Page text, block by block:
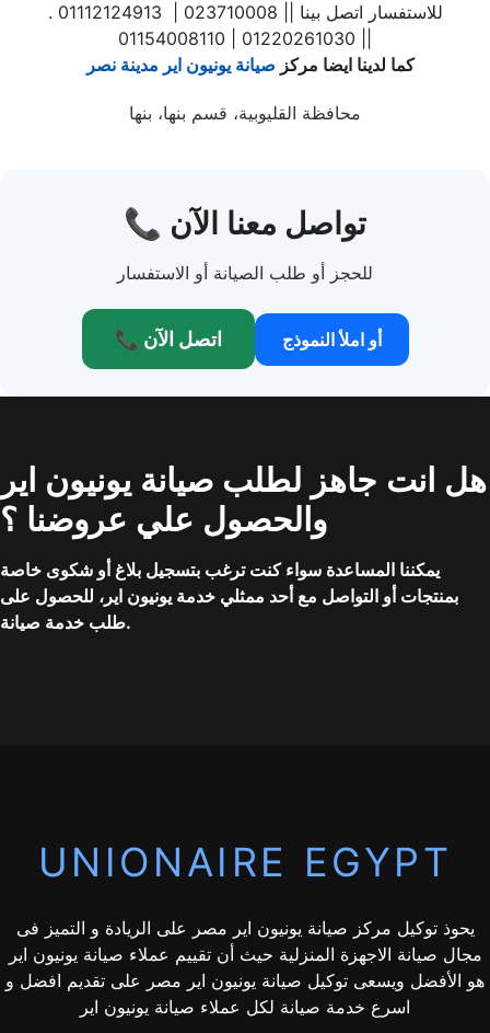
. للاستفسار اتصل بينا || 023710008 | 01112124913
كما لدينا ايضا مركز صيانة يونيون اير مدينة نصر
محافظة القليوبية، قسم بنها، بنها
📞 تواصل معنا الآن
للحجز أو طلب الصيانة أو الاستفسار
📞 اتصل الآن أو املأ النموذج
هل انت جاهز لطلب صيانة يونيون اير
والحصول علي عروضنا ؟
يمكننا المساعدة سواء كنت ترغب بتسجيل بلاغ أو شكوى خاصة
بمنتجات أو التواصل مع أحد ممثلي خدمة يونيون اير، للحصول على
طلب خدمة صيانة.
UNIONAIRE EGYPT
يحوذ توكيل مركز صيانة يونيون اير مصر على الريادة و التميز فى
مجال صيانة الاجهزة المنزلية حيث أن تقييم عملاء صيانة يونيون اير
هو الأفضل ويسعى توكيل صيانة يونيون اير مصر على تقديم افضل و
اسرع خدمة صيانة لكل عملاء صيانة يونيون اير